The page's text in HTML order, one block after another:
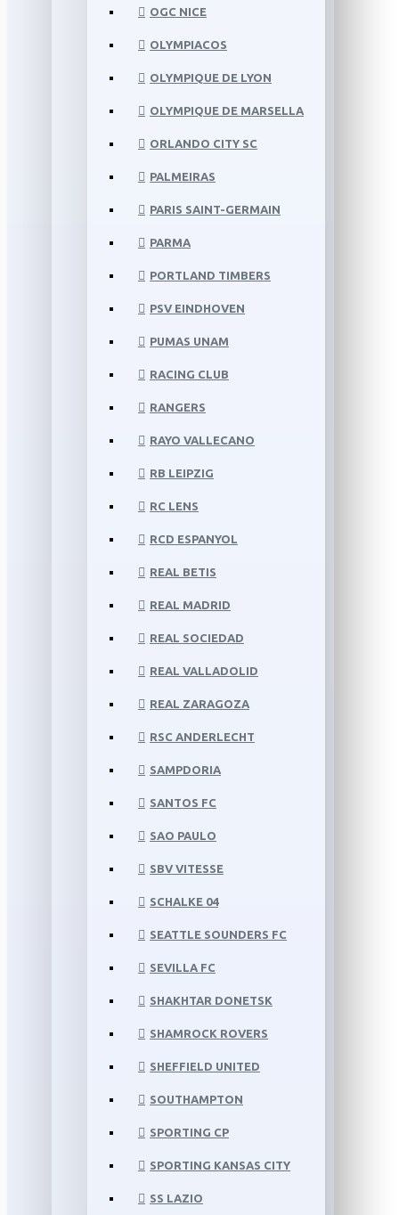
OGC NICE
OLYMPIACOS
OLYMPIQUE DE LYON
OLYMPIQUE DE MARSELLA
ORLANDO CITY SC
PALMEIRAS
PARIS SAINT-GERMAIN
PARMA
PORTLAND TIMBERS
PSV EINDHOVEN
PUMAS UNAM
RACING CLUB
RANGERS
RAYO VALLECANO
RB LEIPZIG
RC LENS
RCD ESPANYOL
REAL BETIS
REAL MADRID
REAL SOCIEDAD
REAL VALLADOLID
REAL ZARAGOZA
RSC ANDERLECHT
SAMPDORIA
SANTOS FC
SAO PAULO
SBV VITESSE
SCHALKE 04
SEATTLE SOUNDERS FC
SEVILLA FC
SHAKHTAR DONETSK
SHAMROCK ROVERS
SHEFFIELD UNITED
SOUTHAMPTON
SPORTING CP
SPORTING KANSAS CITY
SS LAZIO